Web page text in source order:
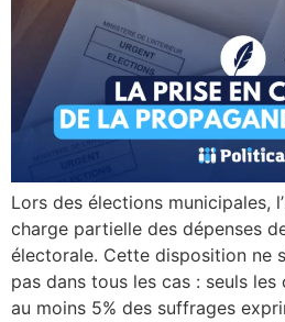
Lors des élections municipales,
charge partielle des dépenses
électorale. Cette disposition ne
pas dans tous les cas : seuls
au moins 5% des suffrages